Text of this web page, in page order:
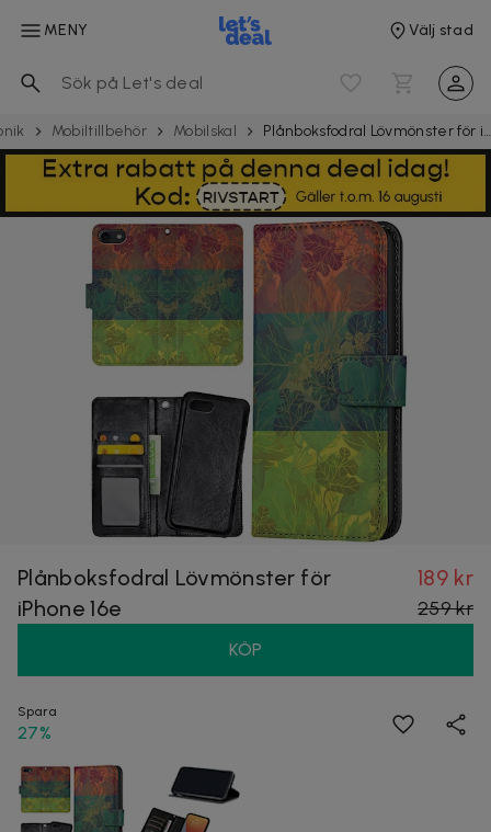
MENY Välj stad
Mobil­tillbehör Mobilskal Plånboksfodral Lövmönster för iPhone 16e
Plånboksfodral Lövmönster för
iPhone 16e
189 kr
259 kr
KÖP
Spara
27%